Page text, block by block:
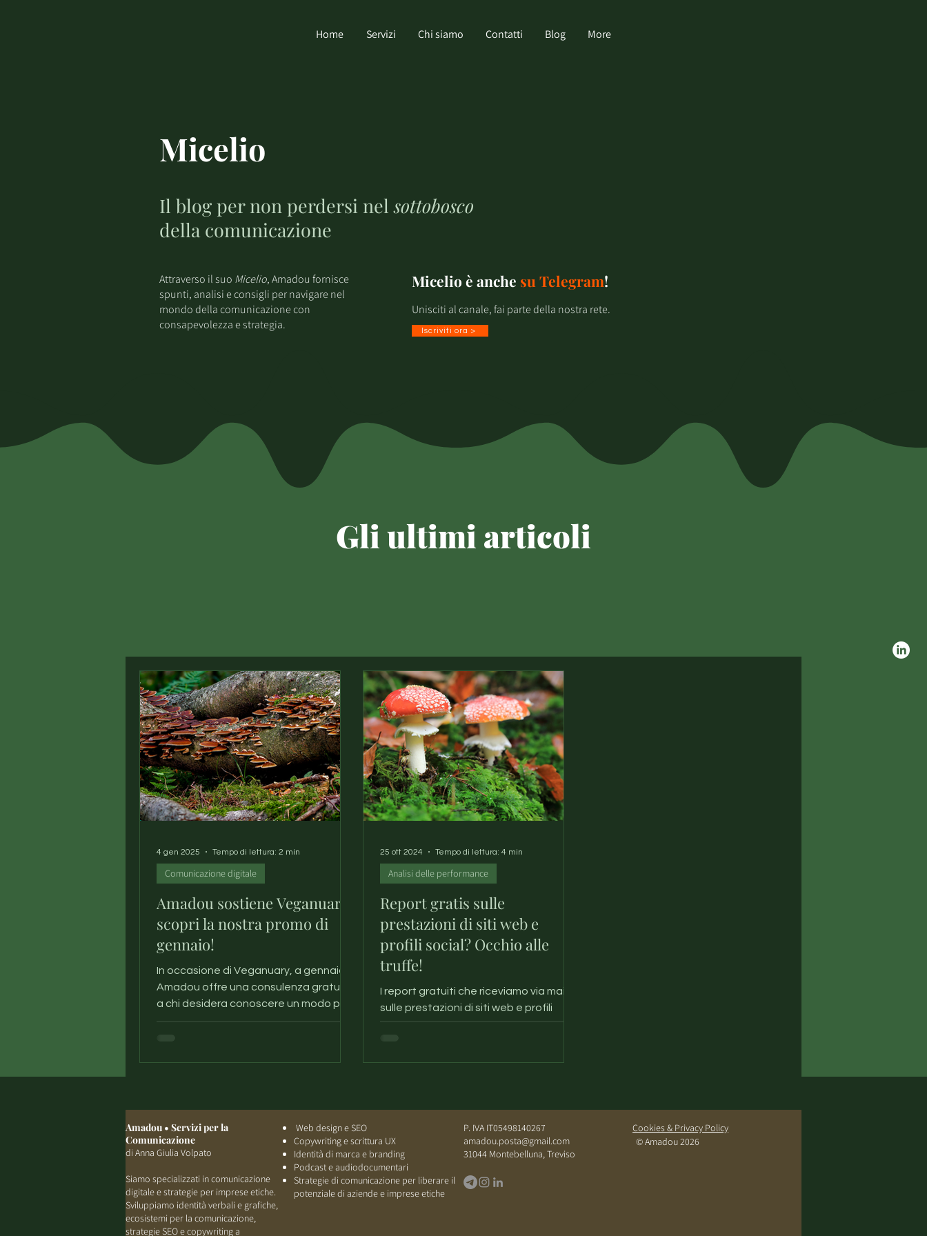
Home Servizi Chi siamo Contatti Blog More
Micelio
Il blog per non perdersi nelsottobosco
della comunicazione
Attraverso il suo Micelio, Amadou fornisce
spunti, analisi e consigli per navigare nel
mondo della comunicazione con
consapevolezza e strategia.
Micelio è anche su Telegram!
Unisciti al canale, fai parte della nostra rete.
Iscriviti ora >
Gli ultimi articoli
Amadou sostiene Veganuary:
scopri la nostra promo di
gennaio!
In occasione di Veganuary, a gennaio
Amadou offre una consulenza gratuita
a chi desidera conoscere un modo più
etico di comunicare.
Comunicazione digitale
4 gen 2025 Tempo di lettura: 2 min
Report gratis sulle
prestazioni di siti web e
profili social? Occhio alle
truffe!
I report gratuiti che riceviamo via mail
sulle prestazioni di siti web e profili
social, sono opportunità, servizi
Analisi delle performance
25 ott 2024 Tempo di lettura: 4 min
Amadou • Servizi per la
Comunicazione
di Anna Giulia Volpato
Siamo specializzati in comunicazione
digitale e strategie per imprese etiche.
Sviluppiamo identità verbali e grafiche,
ecosistemi per la comunicazione,
strategie SEO e copywriting a
Web design e SEO
Copywriting e scrittura UX
Identità di marca e branding
Podcast e audiodocumentari
Strategie di comunicazione per liberare il
potenziale di aziende e imprese etiche
P. IVA IT05498140267​
amadou.posta@gmail.com
​31044 Montebelluna, Treviso
Cookies & Privacy Policy
© Amadou 2026